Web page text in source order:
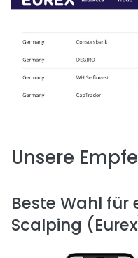
Unsere
Beste Wahl für
Scalping